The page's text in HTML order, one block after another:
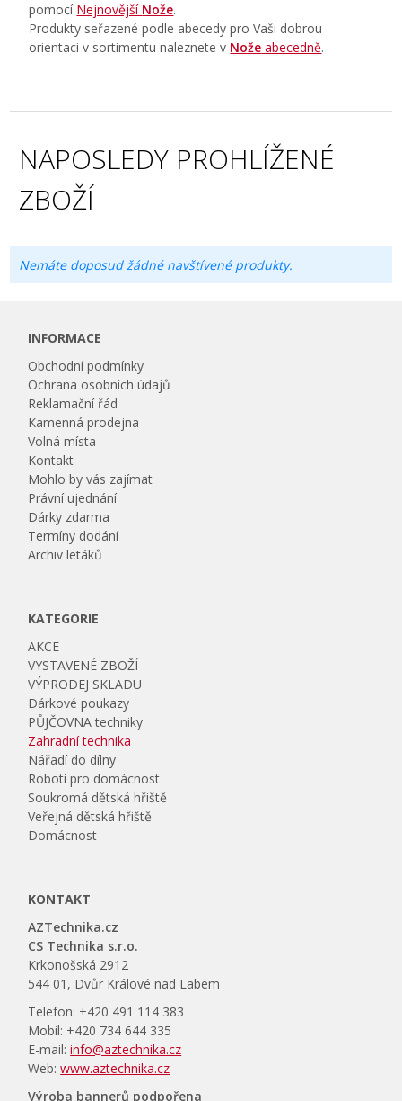
pomocí Nejnovější Nože.
Produkty seřazené podle abecedy pro Vaši dobrou
orientaci v sortimentu naleznete v Nože abecedně.
NAPOSLEDY PROHLÍŽENÉ
ZBOŽÍ
Nemáte doposud žádné navštívené produkty.
INFORMACE
Obchodní podmínky
Ochrana osobních údajů
Reklamační řád
Kamenná prodejna
Volná místa
Kontakt
Mohlo by vás zajímat
Právní ujednání
Dárky zdarma
Termíny dodání
Archiv letáků
KATEGORIE
AKCE
VYSTAVENÉ ZBOŽÍ
VÝPRODEJ SKLADU
Dárkové poukazy
PŮJČOVNA techniky
Zahradní technika
Nářadí do dílny
Roboti pro domácnost
Soukromá dětská hřiště
Veřejná dětská hřiště
Domácnost
KONTAKT
AZTechnika.cz
CS Technika s.r.o.
Krkonošská 2912
544 01, Dvůr Králové nad Labem
Telefon: +420 491 114 383
Mobil: +420 734 644 335
E-mail:info@aztechnika.cz
Web:www.aztechnika.cz
Výroba bannerů podpořena